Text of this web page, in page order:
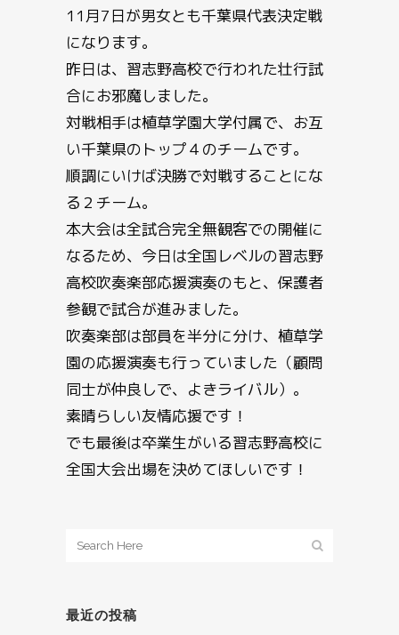
11月7日が男女とも千葉県代表決定戦
になります。
昨日は、習志野高校で行われた壮行試
合にお邪魔しました。
対戦相手は植草学園大学付属で、お互
い千葉県のトップ４のチームです。
順調にいけば決勝で対戦することにな
る２チーム。
本大会は全試合完全無観客での開催に
なるため、今日は全国レベルの習志野
高校吹奏楽部応援演奏のもと、保護者
参観で試合が進みました。
吹奏楽部は部員を半分に分け、植草学
園の応援演奏も行っていました（顧問
同士が仲良しで、よきライバル）。
素晴らしい友情応援です！
でも最後は卒業生がいる習志野高校に
全国大会出場を決めてほしいです！
最近の投稿